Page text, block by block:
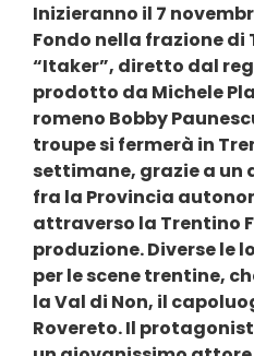
Inizieranno il 7
Fondo nella frazione di
“Itaker”, diretto dal
prodotto da Michele
romeno Bobby
troupe si fermerà in
settimane, grazie a
fra la Provincia
attraverso la Trentino
produzione. Diverse le
per le scene trentine,
la Val di Non, il
Rovereto. Il